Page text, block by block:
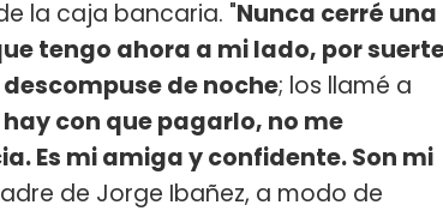
la caja bancaria. "Nunca cerré una
tengo ahora a mi lado, por
de noche; los llamé a
con que pagarlo, no me
Es mi amiga y confidente. Son mi
de Jorge Ibañez, a modo de